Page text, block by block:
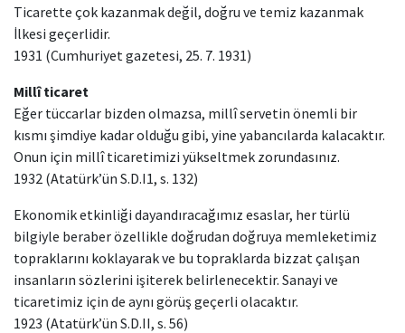
Ticarette çok kazanmak değil, doğru ve temiz kazanmak
İlkesi geçerlidir.
1931 (Cumhuriyet gazetesi, 25. 7. 1931)
Millî ticaret
Eğer tüccarlar bizden olmazsa, millî servetin önemli bir
kısmı şimdiye kadar olduğu gibi, yine yabancılarda kalacaktır.
Onun için millî ticaretimizi yükseltmek zorundasınız.
1932 (Atatürk’ün S.D.I1, s. 132)
Ekonomik etkinliği dayandıracağımız esaslar, her türlü
bilgiyle beraber özellikle doğrudan doğruya memleketimiz
topraklarını koklayarak ve bu topraklarda bizzat çalışan
insanların sözlerini işiterek belirlenecektir. Sanayi ve
ticaretimiz için de aynı görüş geçerli olacaktır.
1923 (Atatürk’ün S.D.II, s. 56)